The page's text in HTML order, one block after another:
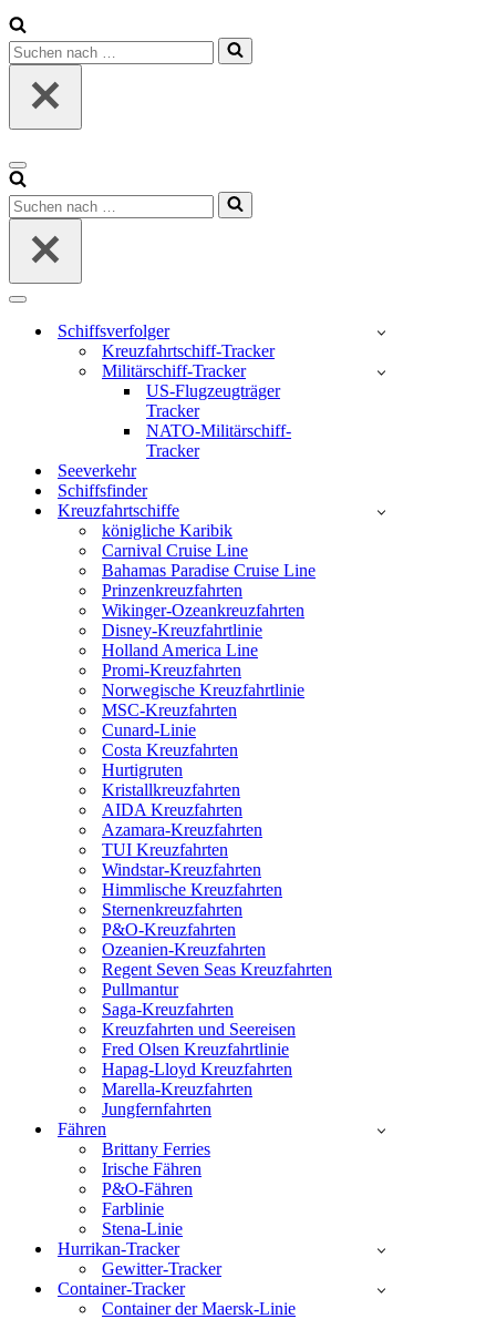
Suchen
nach …
Navigations-
Menü
Suchen
nach …
Navigations-
Schiffsverfolger
Kreuzfahrtschiff-Tracker
Militärschiff-Tracker
US-Flugzeugträger
Tracker
NATO-Militärschiff-
Tracker
Seeverkehr
Schiffsfinder
Kreuzfahrtschiffe
königliche Karibik
Carnival Cruise Line
Bahamas Paradise Cruise Line
Prinzenkreuzfahrten
Wikinger-Ozeankreuzfahrten
Disney-Kreuzfahrtlinie
Holland America Line
Promi-Kreuzfahrten
Norwegische Kreuzfahrtlinie
MSC-Kreuzfahrten
Cunard-Linie
Costa Kreuzfahrten
Hurtigruten
Kristallkreuzfahrten
AIDA Kreuzfahrten
Azamara-Kreuzfahrten
TUI Kreuzfahrten
Windstar-Kreuzfahrten
Himmlische Kreuzfahrten
Sternenkreuzfahrten
P&O-Kreuzfahrten
Ozeanien-Kreuzfahrten
Regent Seven Seas Kreuzfahrten
Pullmantur
Saga-Kreuzfahrten
Kreuzfahrten und Seereisen
Fred Olsen Kreuzfahrtlinie
Hapag-Lloyd Kreuzfahrten
Marella-Kreuzfahrten
Jungfernfahrten
Fähren
Brittany Ferries
Irische Fähren
P&O-Fähren
Farblinie
Stena-Linie
Hurrikan-Tracker
Gewitter-Tracker
Container-Tracker
Container der Maersk-Linie